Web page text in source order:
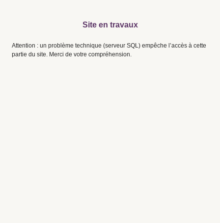
Site en travaux
Attention : un problème technique (serveur SQL) empêche l’accès à cette
partie du site. Merci de votre compréhension.